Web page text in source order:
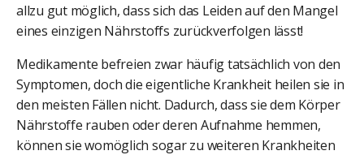
allzu gut möglich, dass sich das Leiden auf den Mangel
eines einzigen Nährstoffs zurückverfolgen lässt!
Medikamente befreien zwar häufig tatsächlich von den
Symptomen, doch die eigentliche Krankheit heilen sie in
den meisten Fällen nicht. Dadurch, dass sie dem Körper
Nährstoffe rauben oder deren Aufnahme hemmen,
können sie womöglich sogar zu weiteren Krankheiten